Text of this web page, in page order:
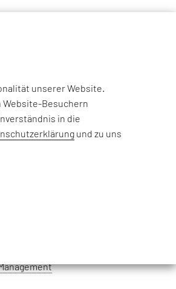
vor Ort
unserer Website.
Website-Besuchern
in die
und zu uns